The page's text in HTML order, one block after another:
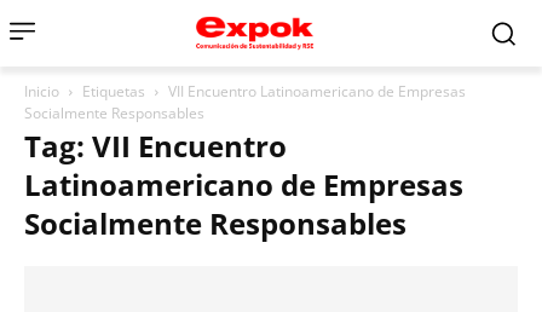
Inicio Etiquetas
VII Encuentro Latinoamericano de Empresas
Socialmente Responsables
Tag: VII Encuentro
Latinoamericano de Empresas
Socialmente Responsables